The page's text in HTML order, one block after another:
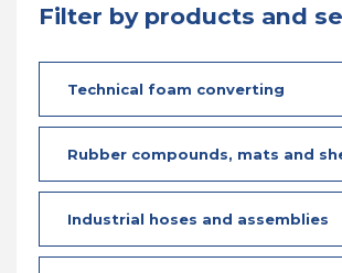
Filter by products and
Technical foam converting
Rubber compounds, mats and
Industrial hoses and assemblies